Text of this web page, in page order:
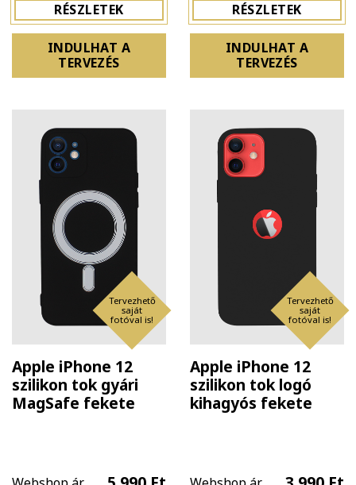
RÉSZLETEK
INDULHAT A
TERVEZÉS
RÉSZLETEK
INDULHAT A
TERVEZÉS
Tervezhető
saját
fotóval is!
Apple iPhone 12
szilikon tok gyári
MagSafe fekete
Tervezhető
saját
fotóval is!
Apple iPhone 12
szilikon tok logó
kihagyós fekete